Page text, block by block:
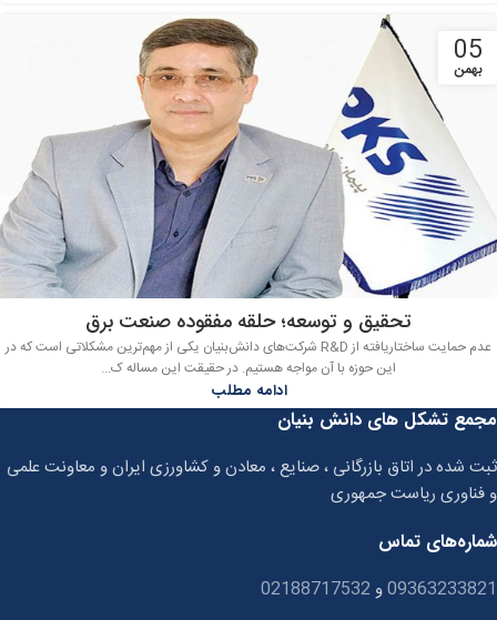
05
بهمن
تحقیق و توسعه؛ حلقه مفقوده صنعت برق
عدم حمایت ساختاریافته از R&D شرکت‌های دانش‌بنیان یکی از مهم‌ترین مشکلاتی است که در
این حوزه با آن مواجه هستیم. در حقیقت این مساله ک...
ادامه مطلب
مجمع تشکل های دانش بنیان
ثبت شده در اتاق بازرگانی ، صنایع ، معادن و کشاورزی ایران و معاونت علمی
و فناوری ریاست جمهوری
شماره‌های تماس
09363233821و 02188717532